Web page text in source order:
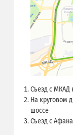
Съезд с МКАД
На круговом
шоссе
Съезд с